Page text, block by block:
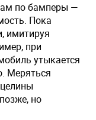
по бамперы —
Пока
имитируя
при
утыкается
Меряться
но